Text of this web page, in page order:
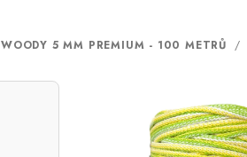
WOODY 5 MM PREMIUM - 100 METRŮ /